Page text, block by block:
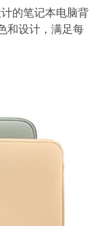
的笔记本电脑背
和设计，满足每